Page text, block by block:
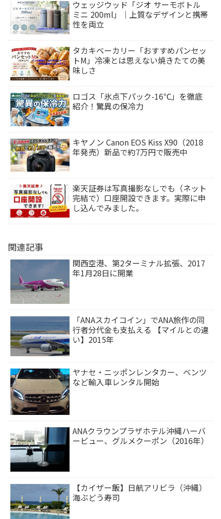
ウェッジウッド「ジオ サーモボトル
ミニ 200ml」｜上質なデザインと携帯
性を両立
タカキベーカリー「おすすめパンセッ
トM」冷凍とは思えない焼きたての美
味しさ
ロゴス「氷点下パック-16℃」を徹底
紹介！驚異の保冷力
キヤノン Canon EOS Kiss X90（2018
年発売）新品で約7万円で販売中
楽天証券は写真撮影なしでも（ネット
完結で）口座開設できます。実際に申
し込んでみました。
関連記事
関西空港、第2ターミナル拡張、2017
年1月28日に開業
「ANAスカイコイン」でANA旅作の同
行者分代金も支払える 【マイルとの違
い】2015年
ヤナセ・ニッポンレンタカー、ベンツ
など輸入車レンタル開始
ANAクラウンプラザホテル沖縄ハーバ
ービュー、グルメクーポン（2016年）
【カイザー飯】日航アリビラ（沖縄）
海ぶどう寿司